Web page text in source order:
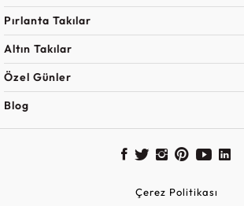
Pırlanta Takılar
Altın Takılar
Özel Günler
Blog
Çerez Politikası